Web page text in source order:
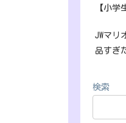
【小学
JWマリ
品すぎ
検索